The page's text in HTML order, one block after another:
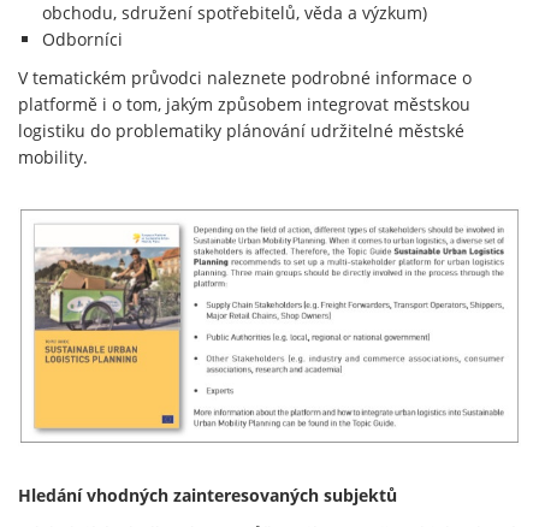
obchodu, sdružení spotřebitelů, věda a výzkum)
Odborníci
V tematickém průvodci naleznete podrobné informace o
platformě i o tom, jakým způsobem integrovat městskou
logistiku do problematiky plánování udržitelné městské
mobility.
Hledání vhodných zainteresovaných subjektů